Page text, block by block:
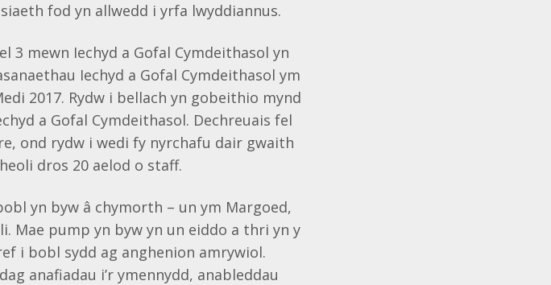
fod yn allwedd i yrfa lwyddiannus.
3 mewn Iechyd a Gofal Cymdeithasol yn
Iechyd a Gofal Cymdeithasol ym
2017. Rydw i bellach yn gobeithio mynd
a Gofal Cymdeithasol. Dechreuais fel
ond rydw i wedi fy nyrchafu dair gwaith
dros 20 aelod o staff.
yn byw â chymorth – un ym Margoed,
Mae pump yn byw yn un eiddo a thri yn y
i bobl sydd ag anghenion amrywiol.
anafiadau i’r ymennydd, anableddau